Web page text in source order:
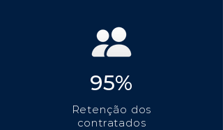
95%
Retenção dos
contratados